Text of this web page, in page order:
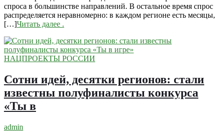
спроса в большинстве направлений. В остальное время спрос
распределяется неравномерно: в каждом регионе есть месяцы,
[…]Читать далее .
НАЦПРОЕКТЫ РОССИИ
Сотни идей, десятки регионов: стали
известны полуфиналисты конкурса
«Ты в
admin